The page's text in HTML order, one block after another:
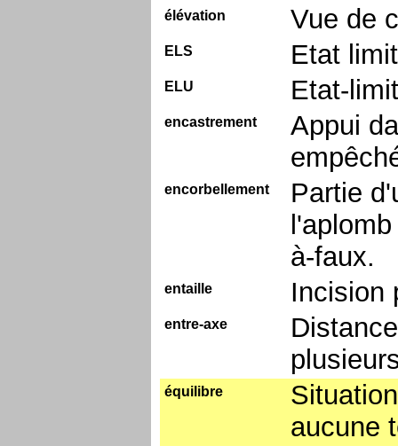
élévation Vue de
ELS Etat
ELU Etat-
encastrement
Appui
encorbellement
Partie
à-faux.
entaille Incision
entre-axe
équilibre
aucune